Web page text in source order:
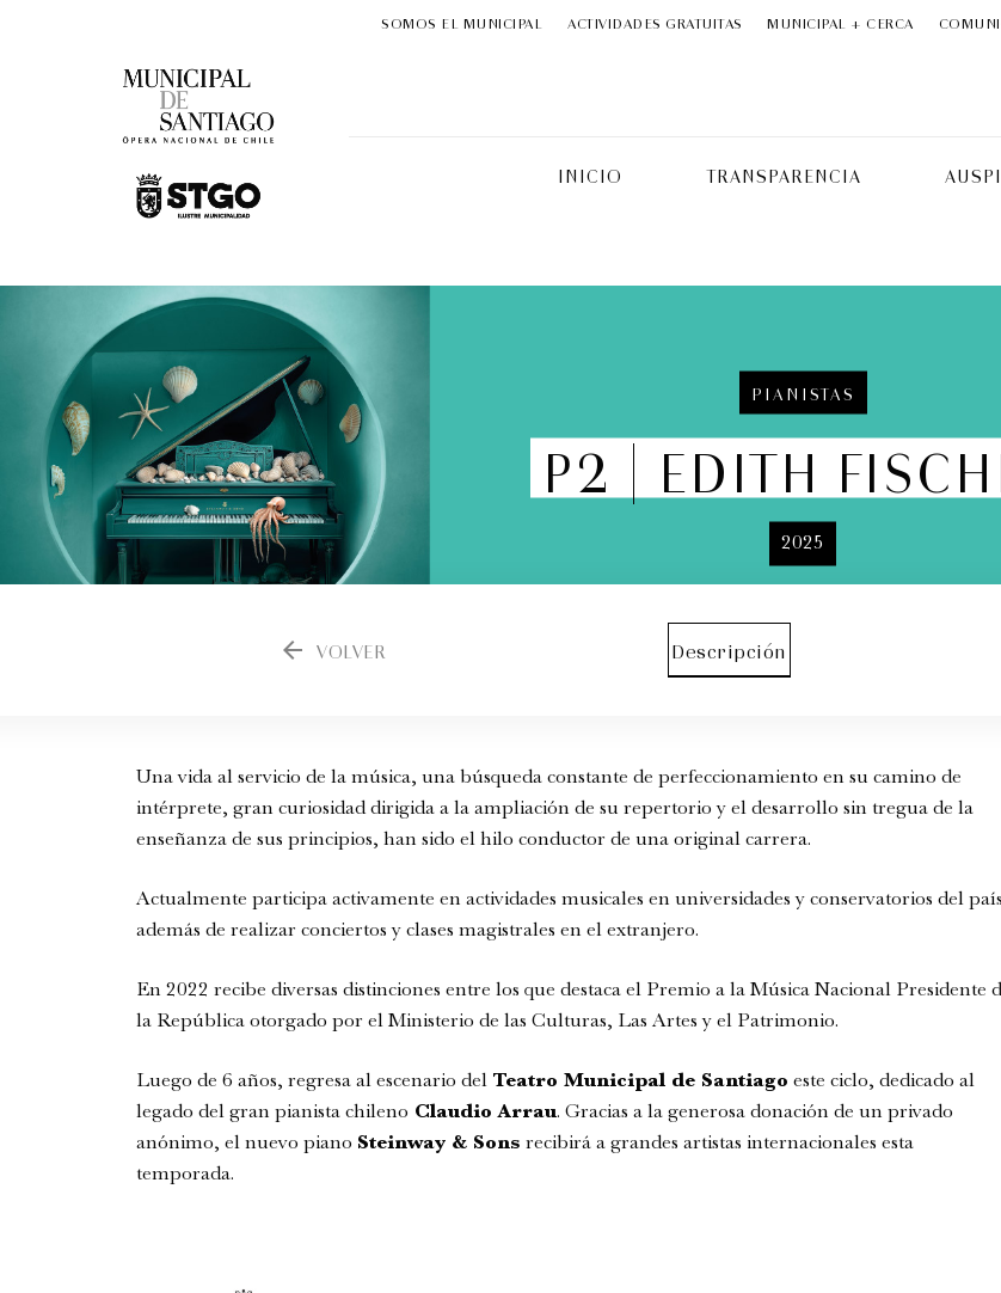
SOMOS EL MUNICIPAL ACTIVIDADES GRATUITAS MUNICIPAL + CERCA
INICIO TRANSPARENCIA
PIANISTAS
P2 | EDITH
2025
arrow_back VOLVER Descripción
Una vida al servicio de la música, una búsqueda constante de perfeccionamiento en su camino de
intérprete, gran curiosidad dirigida a la ampliación de su repertorio y el desarrollo sin tregua de la
enseñanza de sus principios, han sido el hilo conductor de una original carrera.
Actualmente participa activamente en actividades musicales en universidades y conservatorios del país
además de realizar conciertos y clases magistrales en el extranjero.
En 2022 recibe diversas distinciones entre los que destaca el Premio a la Música Nacional Presidente
la República otorgado por el Ministerio de las Culturas, Las Artes y el Patrimonio.
Luego de 6 años, regresa al escenario del Teatro Municipal de Santiago este ciclo, dedicado al
legado del gran pianista chileno Claudio Arrau. Gracias a la generosa donación de un privado
anónimo, el nuevo piano Steinway & Sons recibirá a grandes artistas internacionales esta
temporada.